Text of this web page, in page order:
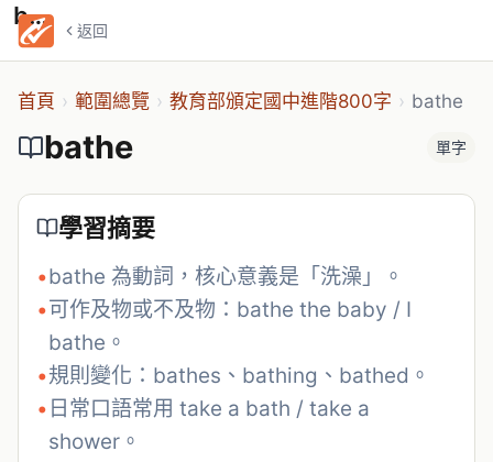
返回
bathe
首頁 › 範圍總覽 › 教育部頒定國中進階800字 › bathe
bathe 單字
學習摘要
•bathe 為動詞，核心意義是「洗澡」。
•可作及物或不及物：bathe the baby / I
bathe。
•規則變化：bathes、bathing、bathed。
• 日常口語常用 take a bath / take a
shower。